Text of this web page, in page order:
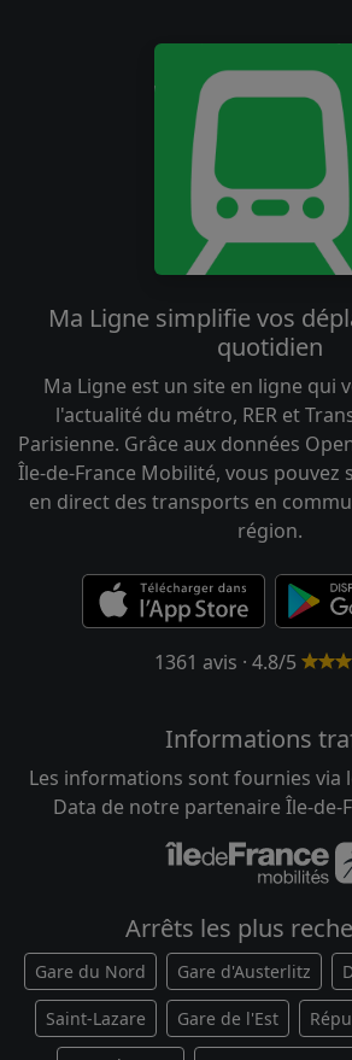
Ma Ligne simplifie vos
quotidien
Ma Ligne est un site en ligne qui
l'actualité du métro, RER et
Parisienne. Grâce aux données
Île-de-France Mobilité, vous pouvez
en direct des transports en
région.
1361 avis · 4.8/5
Informations
Les informations sont fournies via
Data de notre partenaire Île-de-
Arrêts les plus
Gare du Nord Gare d'Austerlitz
Saint-Lazare Gare de l'Est